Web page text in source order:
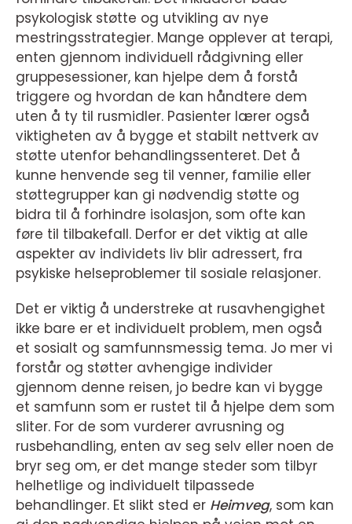
psykologisk støtte og utvikling av nye
mestringsstrategier. Mange opplever at terapi,
enten gjennom individuell rådgivning eller
gruppesessioner, kan hjelpe dem å forstå
triggere og hvordan de kan håndtere dem
uten å ty til rusmidler. Pasienter lærer også
viktigheten av å bygge et stabilt nettverk av
støtte utenfor behandlingssenteret. Det å
kunne henvende seg til venner, familie eller
støttegrupper kan gi nødvendig støtte og
bidra til å forhindre isolasjon, som ofte kan
føre til tilbakefall. Derfor er det viktig at alle
aspekter av individets liv blir adressert, fra
psykiske helseproblemer til sosiale relasjoner.
Det er viktig å understreke at rusavhengighet
ikke bare er et individuelt problem, men også
et sosialt og samfunnsmessig tema. Jo mer vi
forstår og støtter avhengige individer
gjennom denne reisen, jo bedre kan vi bygge
et samfunn som er rustet til å hjelpe dem som
sliter. For de som vurderer avrusning og
rusbehandling, enten av seg selv eller noen de
bryr seg om, er det mange steder som tilbyr
helhetlige og individuelt tilpassede
behandlinger. Et slikt sted er Heimveg, som kan